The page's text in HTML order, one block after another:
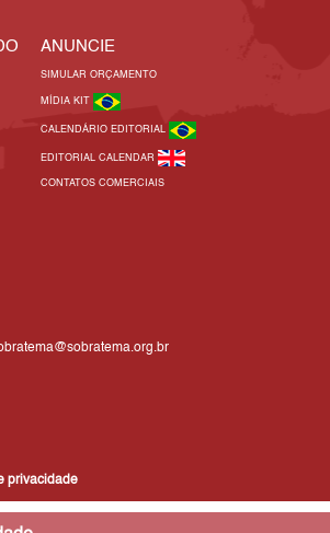
ANUNCIE
SIMULAR ORÇAMENTO
MÍDIA KIT
CALENDÁRIO EDITORIAL
EDITORIAL CALENDAR
CONTATOS COMERCIAIS
privacidade